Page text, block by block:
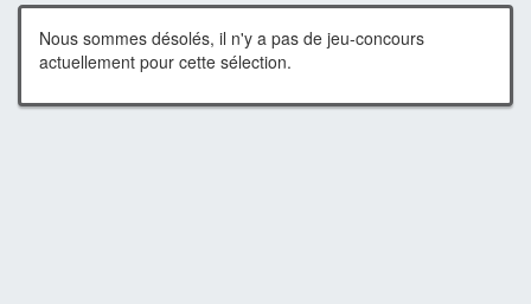
Nous sommes désolés, il n'y a pas de jeu-concours
actuellement pour cette sélection.